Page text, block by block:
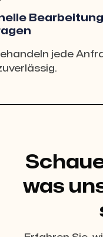
jede
was